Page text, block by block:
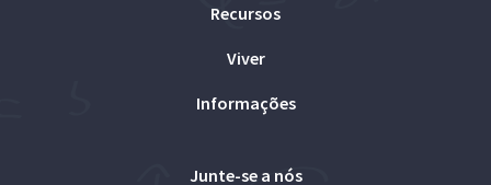
Recursos
Viver
Informações
Junte-se a nós